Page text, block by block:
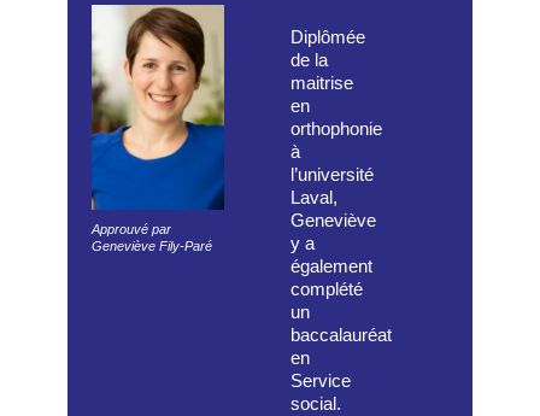
Approuvé par
Geneviève Fily-Paré
Diplômée
de la
maitrise
en
orthophonie
à
l’université
Laval,
Geneviève
y a
également
complété
un
baccalauréat
en
Service
social.